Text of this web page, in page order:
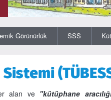
Görünürlük SSS
alan ve "kütüphane